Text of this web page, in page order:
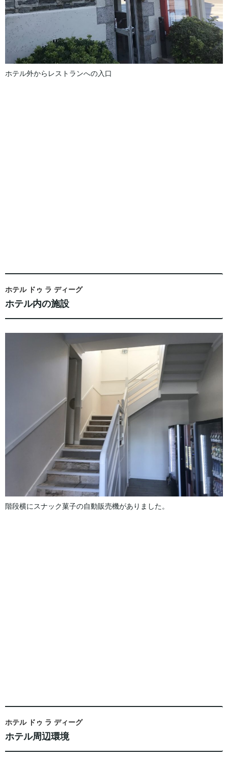
ホテル外からレストランへの入口
ホテル ドゥ ラ ディーグ
ホテル内の施設
階段横にスナック菓子の自動販売機がありました。
ホテル ドゥ ラ ディーグ
ホテル周辺環境